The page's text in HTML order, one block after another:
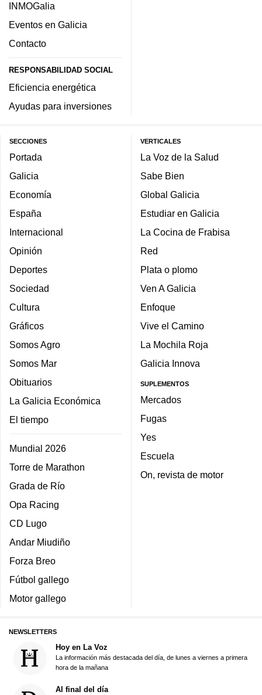
INMOGalia
Eventos en Galicia
Contacto
RESPONSABILIDAD SOCIAL
Eficiencia energética
Ayudas para inversiones
SECCIONES
Portada
Galicia
Economía
España
Internacional
Opinión
Deportes
Sociedad
Cultura
Gráficos
Somos Agro
Somos Mar
Obituarios
La Galicia Económica
El tiempo
Mundial 2026
Torre de Marathon
Grada de Río
Opa Racing
CD Lugo
Andar Miudiño
Forza Breo
Fútbol gallego
Motor gallego
VERTICALES
La Voz de la Salud
Sabe Bien
Global Galicia
Estudiar en Galicia
La Cocina de Frabisa
Red
Plata o plomo
Ven A Galicia
Enfoque
Vive el Camino
La Mochila Roja
Galicia Innova
SUPLEMENTOS
Mercados
Fugas
Yes
Escuela
On, revista de motor
NEWSLETTERS
Hoy en La Voz
La información más destacada del día, de lunes a viernes a primera
hora de la mañana
Al final del día